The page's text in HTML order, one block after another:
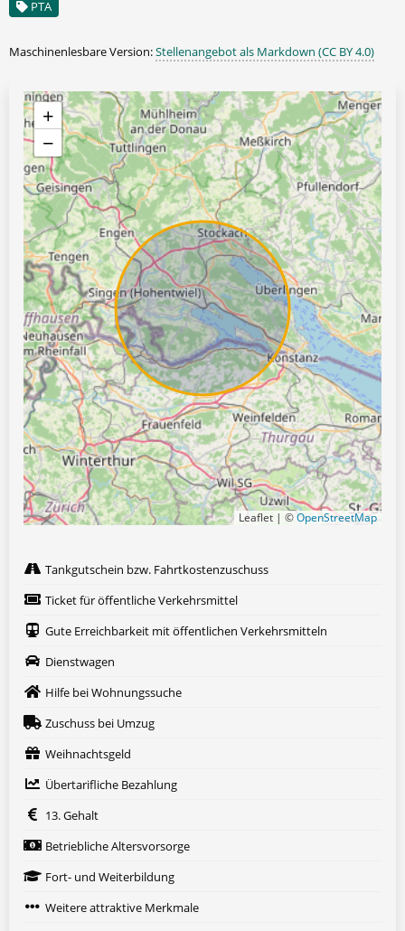
PTA
Maschinenlesbare Version:Stellenangebot als Markdown (CC BY 4.0)
+
−
Leaflet | ©OpenStreetMap
Tankgutschein bzw. Fahrtkostenzuschuss
Ticket für öffentliche Verkehrsmittel
Gute Erreichbarkeit mit öffentlichen Verkehrsmitteln
Dienstwagen
Hilfe bei Wohnungssuche
Zuschuss bei Umzug
Weihnachtsgeld
Übertarifliche Bezahlung
13. Gehalt
Betriebliche Altersvorsorge
Fort- und Weiterbildung
Weitere attraktive Merkmale